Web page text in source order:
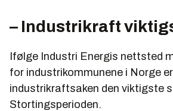
– Industrikraft
Ifølge Industri Energis nettsted
for industrikommunene i Norge er
industrikraftsaken den viktigste
Stortingsperioden.